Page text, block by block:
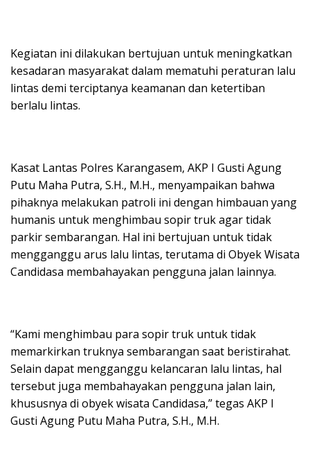
Kegiatan ini dilakukan bertujuan untuk meningkatkan
kesadaran masyarakat dalam mematuhi peraturan lalu
lintas demi terciptanya keamanan dan ketertiban
berlalu lintas.
Kasat Lantas Polres Karangasem, AKP I Gusti Agung
Putu Maha Putra, S.H., M.H., menyampaikan bahwa
pihaknya melakukan patroli ini dengan himbauan yang
humanis untuk menghimbau sopir truk agar tidak
parkir sembarangan. Hal ini bertujuan untuk tidak
mengganggu arus lalu lintas, terutama di Obyek Wisata
Candidasa membahayakan pengguna jalan lainnya.
“Kami menghimbau para sopir truk untuk tidak
memarkirkan truknya sembarangan saat beristirahat.
Selain dapat mengganggu kelancaran lalu lintas, hal
tersebut juga membahayakan pengguna jalan lain,
khususnya di obyek wisata Candidasa,” tegas AKP I
Gusti Agung Putu Maha Putra, S.H., M.H.